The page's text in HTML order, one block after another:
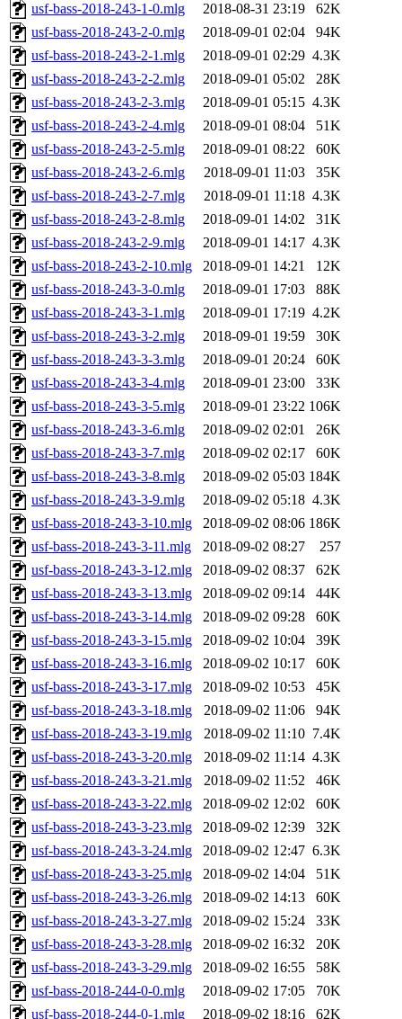
usf-bass-2018-243-1-0.mlg 2018-08-31 23:19
62K
usf-bass-2018-243-2-0.mlg
2018-09-01 02:04
94K
usf-bass-2018-243-2-1.mlg
2018-09-01 02:29 4.3K
usf-bass-2018-243-2-2.mlg
2018-09-01 05:02
28K
usf-bass-2018-243-2-3.mlg
2018-09-01 05:15 4.3K
usf-bass-2018-243-2-4.mlg
2018-09-01 08:04
51K
usf-bass-2018-243-2-5.mlg
2018-09-01 08:22
60K
usf-bass-2018-243-2-6.mlg
2018-09-01 11:03
35K
usf-bass-2018-243-2-7.mlg
2018-09-01 11:18 4.3K
usf-bass-2018-243-2-8.mlg
2018-09-01 14:02
31K
usf-bass-2018-243-2-9.mlg
2018-09-01 14:17 4.3K
usf-bass-2018-243-2-10.mlg
2018-09-01 14:21
12K
usf-bass-2018-243-3-0.mlg
2018-09-01 17:03
88K
usf-bass-2018-243-3-1.mlg
2018-09-01 17:19 4.2K
usf-bass-2018-243-3-2.mlg
2018-09-01 19:59
30K
usf-bass-2018-243-3-3.mlg
2018-09-01 20:24
60K
usf-bass-2018-243-3-4.mlg
2018-09-01 23:00
33K
usf-bass-2018-243-3-5.mlg
2018-09-01 23:22 106K
usf-bass-2018-243-3-6.mlg
2018-09-02 02:01
26K
usf-bass-2018-243-3-7.mlg
2018-09-02 02:17
60K
usf-bass-2018-243-3-8.mlg
2018-09-02 05:03 184K
usf-bass-2018-243-3-9.mlg
2018-09-02 05:18 4.3K
usf-bass-2018-243-3-10.mlg
2018-09-02 08:06 186K
usf-bass-2018-243-3-11.mlg
2018-09-02 08:27
257
usf-bass-2018-243-3-12.mlg
2018-09-02 08:37
62K
usf-bass-2018-243-3-13.mlg
2018-09-02 09:14
44K
usf-bass-2018-243-3-14.mlg
2018-09-02 09:28
60K
usf-bass-2018-243-3-15.mlg
2018-09-02 10:04
39K
usf-bass-2018-243-3-16.mlg
2018-09-02 10:17
60K
usf-bass-2018-243-3-17.mlg
2018-09-02 10:53
45K
usf-bass-2018-243-3-18.mlg
2018-09-02 11:06
94K
usf-bass-2018-243-3-19.mlg
2018-09-02 11:10 7.4K
usf-bass-2018-243-3-20.mlg
2018-09-02 11:14 4.3K
usf-bass-2018-243-3-21.mlg
2018-09-02 11:52
46K
usf-bass-2018-243-3-22.mlg
2018-09-02 12:02
60K
usf-bass-2018-243-3-23.mlg
2018-09-02 12:39
32K
usf-bass-2018-243-3-24.mlg
2018-09-02 12:47 6.3K
usf-bass-2018-243-3-25.mlg
2018-09-02 14:04
51K
usf-bass-2018-243-3-26.mlg
2018-09-02 14:13
60K
usf-bass-2018-243-3-27.mlg
2018-09-02 15:24
33K
usf-bass-2018-243-3-28.mlg
2018-09-02 16:32
20K
usf-bass-2018-243-3-29.mlg
2018-09-02 16:55
58K
usf-bass-2018-244-0-0.mlg
2018-09-02 17:05
70K
usf-bass-2018-244-0-1.mlg
2018-09-02 18:16
62K